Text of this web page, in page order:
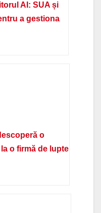
AI: SUA și
a gestiona
o
o firmă de lupte